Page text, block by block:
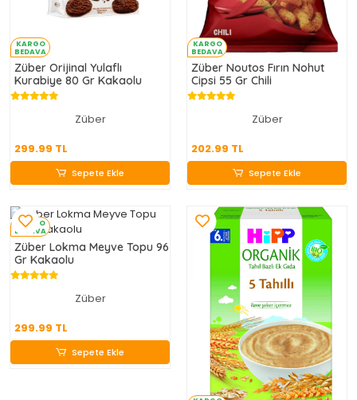
KARGO
BEDAVA
Züber Orijinal Yulaflı
Kurabiye 80 Gr Kakaolu
Züber
299.99 TL
299.99 TL
Sepete Ekle
KARGO
BEDAVA
Züber Noutos Fırın Nohut
Cipsi 55 Gr Chili
Züber
202.99 TL
202.99 TL
Sepete Ekle
KARGO
BEDAVA
Züber Lokma Meyve Topu 96
Gr Kakaolu
Züber
299.99 TL
299.99 TL
Sepete Ekle